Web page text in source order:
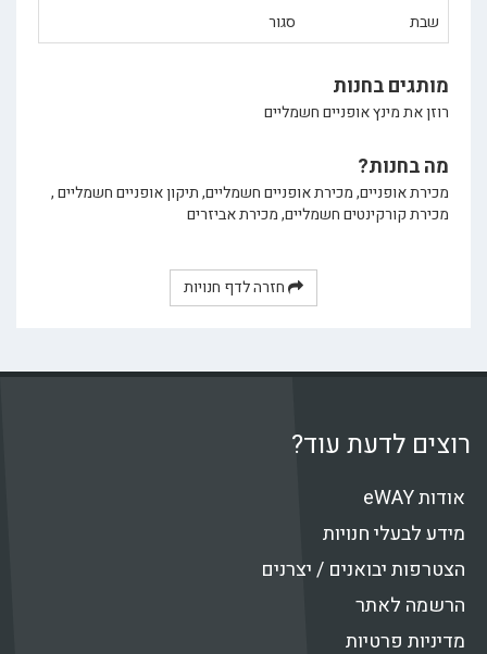
שבת
סגור
מותגים בחנות
רוזן את מינץ אופניים חשמליים
מה בחנות?
מכירת אופניים, מכירת אופניים חשמליים, תיקון אופניים חשמליים ,
מכירת קורקינטים חשמליים, מכירת אביזרים
חזרה לדף חנויות
רוצים לדעת עוד?
אודות eWAY
מידע לבעלי חנויות
הצטרפות יבואנים / יצרנים
הרשמה לאתר
מדיניות פרטיות